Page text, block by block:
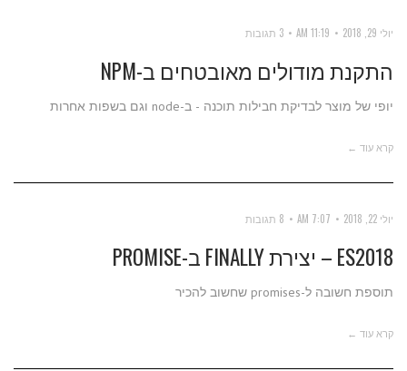
יולי 29, 2018 11:19 AM 3 תגובות
התקנת מודולים מאובטחים ב-NPM
יופי של מוצר לבדיקת חבילות תוכנה - ב-node וגם בשפות אחרות
קרא עוד ←
יולי 22, 2018 7:07 AM 8 תגובות
ES2018 – יצירת FINALLY ב-PROMISE
תוספת חשובה ל-promises שחשוב להכיר
קרא עוד ←